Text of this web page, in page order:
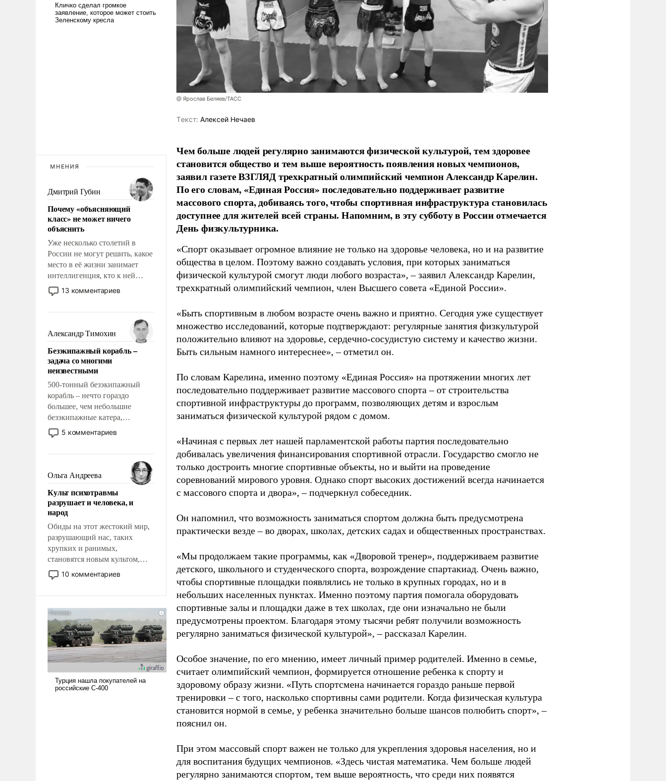
МНЕНИЯ
Дмитрий Губин
Почему «объясняющий
класс» не может ничего
объяснить
Уже несколько столетий в
России не могут решить, какое
место в её жизни занимает
интеллигенция, кто к ней
принадлежит, а кого из неё
исключили с правом
чем она отличается от просто
образованных людей. Иногда
казалось, что эти вопросы
решены раз и навсегда, но –
нет, не решены.
13 комментариев
Александр Тимохин
Безэкипажный корабль –
задача со многими
неизвестными
500-тонный безэкипажный
корабль – нечто гораздо
большее, чем небольшие
безэкипажные катера,
применение которых уже
стало обыденностью. Задача по
сложна и амбициозна. Однако
и ее реализация радикально
поднимет наши боевые
возможности.
5 комментариев
Ольга Андреева
Культ психотравмы
разрушает и человека, и
народ
Обиды на этот жестокий мир,
разрушающий нас, таких
хрупких и ранимых,
становятся новым культом,
постепенно вытесняя и
отменяя традиционное
ударами судьбы, брать на себя
ответственность, помогать
слабым, идти вперед и
адаптироваться.
10 комментариев
@ Ярослав Беляев/ТАСС
Tекст: Алексей Нечаев
Чем больше людей регулярно занимаются физической культурой, тем здоровее
становится общество и тем выше вероятность появления новых чемпионов,
заявил газете ВЗГЛЯД трехкратный олимпийский чемпион Александр Карелин.
По его словам, «Единая Россия» последовательно поддерживает развитие
массового спорта, добиваясь того, чтобы спортивная инфраструктура становилась
доступнее для жителей всей страны. Напомним, в эту субботу в России отмечается
День физкультурника.
«Спорт оказывает огромное влияние не только на здоровье человека, но и на развитие
общества в целом. Поэтому важно создавать условия, при которых заниматься
физической культурой смогут люди любого возраста», – заявил Александр Карелин,
трехкратный олимпийский чемпион, член Высшего совета «Единой России».
«Быть спортивным в любом возрасте очень важно и приятно. Сегодня уже существует
множество исследований, которые подтверждают: регулярные занятия физкультурой
положительно влияют на здоровье, сердечно-сосудистую систему и качество жизни.
Быть сильным намного интереснее», – отметил он.
По словам Карелина, именно поэтому «Единая Россия» на протяжении многих лет
последовательно поддерживает развитие массового спорта – от строительства
спортивной инфраструктуры до программ, позволяющих детям и взрослым
заниматься физической культурой рядом с домом.
«Начиная с первых лет нашей парламентской работы партия последовательно
добивалась увеличения финансирования спортивной отрасли. Государство смогло не
только достроить многие спортивные объекты, но и выйти на проведение
соревнований мирового уровня. Однако спорт высоких достижений всегда начинается
с массового спорта и двора», – подчеркнул собеседник.
Он напомнил, что возможность заниматься спортом должна быть предусмотрена
практически везде – во дворах, школах, детских садах и общественных пространствах.
«Мы продолжаем такие программы, как «Дворовой тренер», поддерживаем развитие
детского, школьного и студенческого спорта, возрождение спартакиад. Очень важно,
чтобы спортивные площадки появлялись не только в крупных городах, но и в
небольших населенных пунктах. Именно поэтому партия помогала оборудовать
спортивные залы и площадки даже в тех школах, где они изначально не были
предусмотрены проектом. Благодаря этому тысячи ребят получили возможность
регулярно заниматься физической культурой», – рассказал Карелин.
Особое значение, по его мнению, имеет личный пример родителей. Именно в семье,
считает олимпийский чемпион, формируется отношение ребенка к спорту и
здоровому образу жизни. «Путь спортсмена начинается гораздо раньше первой
тренировки – с того, насколько спортивны сами родители. Когда физическая культура
становится нормой в семье, у ребенка значительно больше шансов полюбить спорт», –
пояснил он.
При этом массовый спорт важен не только для укрепления здоровья населения, но и
для воспитания будущих чемпионов. «Здесь чистая математика. Чем больше людей
регулярно занимаются спортом, тем выше вероятность, что среди них появятся